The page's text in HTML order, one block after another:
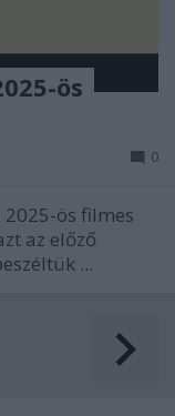
ös
0
2025-ös filmes
az előző
...